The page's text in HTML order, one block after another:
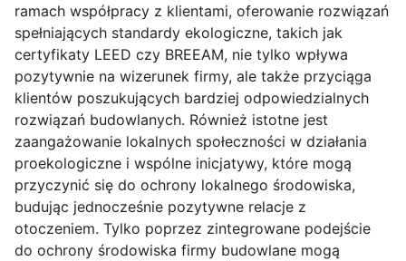
ramach współpracy z klientami, oferowanie rozwiązań
spełniających standardy ekologiczne, takich jak
certyfikaty LEED czy BREEAM, nie tylko wpływa
pozytywnie na wizerunek firmy, ale także przyciąga
klientów poszukujących bardziej odpowiedzialnych
rozwiązań budowlanych. Również istotne jest
zaangażowanie lokalnych społeczności w działania
proekologiczne i wspólne inicjatywy, które mogą
przyczynić się do ochrony lokalnego środowiska,
budując jednocześnie pozytywne relacje z
otoczeniem. Tylko poprzez zintegrowane podejście
do ochrony środowiska firmy budowlane mogą